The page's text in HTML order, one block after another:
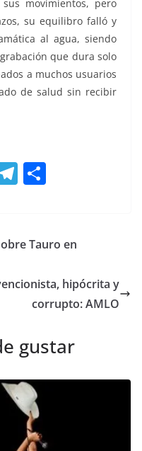
movimientos, pero
su equilibro falló y
al agua, siendo
que dura solo
a muchos usuarios
de salud sin recibir
T
gr
m
p
tir
Tauro en
hipócrita y
corrupto: AMLO
gustar